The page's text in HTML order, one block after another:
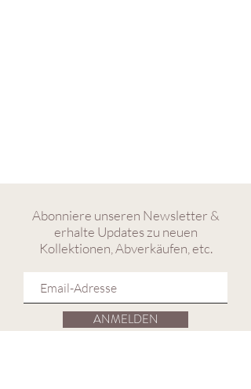
Abonniere unseren Newsletter &
erhalte Updates zu neuen
Kollektionen, Abverkäufen, etc.
ANMELDEN